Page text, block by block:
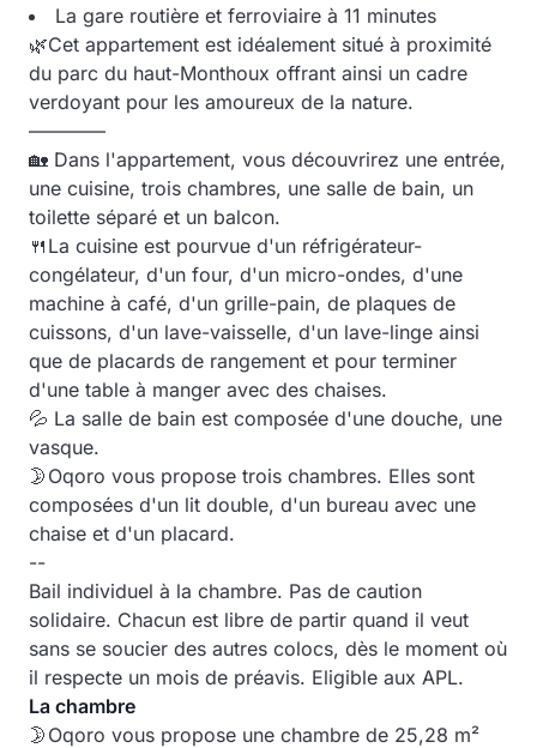
La gare routière et ferroviaire à 11 minutes
🌿Cet appartement est idéalement situé à proximité
du parc du haut-Monthoux offrant ainsi un cadre
verdoyant pour les amoureux de la nature.
————
🏡 Dans l'appartement, vous découvrirez une entrée,
une cuisine, trois chambres, une salle de bain, un
toilette séparé et un balcon.
🍴La cuisine est pourvue d'un réfrigérateur-
congélateur, d'un four, d'un micro-ondes, d'une
machine à café, d'un grille-pain, de plaques de
cuissons, d'un lave-vaisselle, d'un lave-linge ainsi
que de placards de rangement et pour terminer
d'une table à manger avec des chaises.
💦 La salle de bain est composée d'une douche, une
vasque.
🌛Oqoro vous propose trois chambres. Elles sont
composées d'un lit double, d'un bureau avec une
chaise et d'un placard.
--
Bail individuel à la chambre. Pas de caution
solidaire. Chacun est libre de partir quand il veut
sans se soucier des autres colocs, dès le moment où
il respecte un mois de préavis. Eligible aux APL.
La chambre
🌛Oqoro vous propose une chambre de 25,28 m²